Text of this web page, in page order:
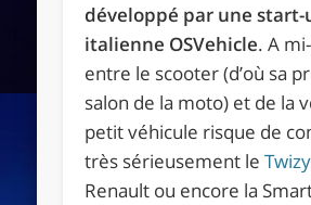
développé par une start-
italienne OSVehicle. A
entre le scooter (d’où sa
salon de la moto) et de la
petit véhicule risque de
très sérieusement leTwizy
Renault ou encore la